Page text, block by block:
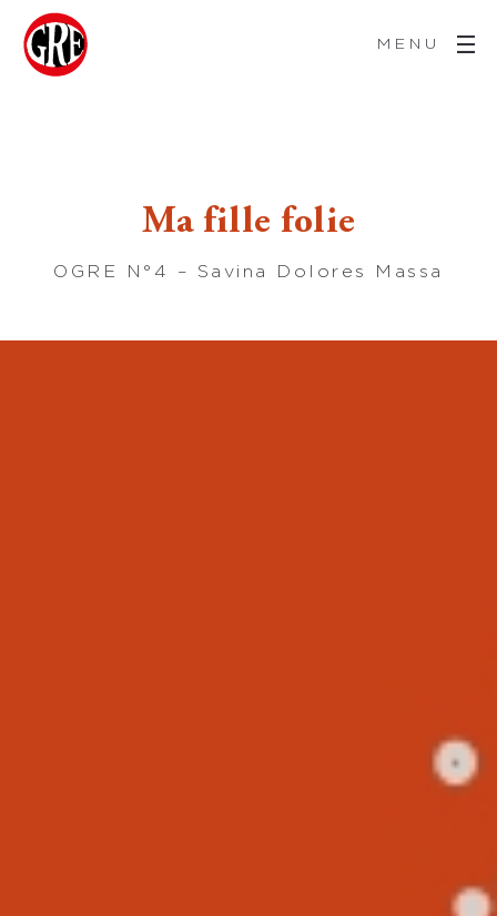
MENU
Ma fille folie
OGRE N°4 – Savina Dolores Massa